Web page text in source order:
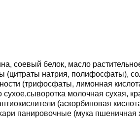
соевый белок, масло
(цитраты натрия, полифосфаты),
(трифосфаты, лимонная
молочная сухая,
(аскорбиновая
панировочные (мука